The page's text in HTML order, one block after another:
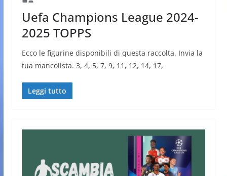
Uefa Champions League 2024-
2025 TOPPS
Ecco le figurine disponibili di questa raccolta. Invia la
tua mancolista. 3, 4, 5, 7, 9, 11, 12, 14, 17,
Leggi tutto